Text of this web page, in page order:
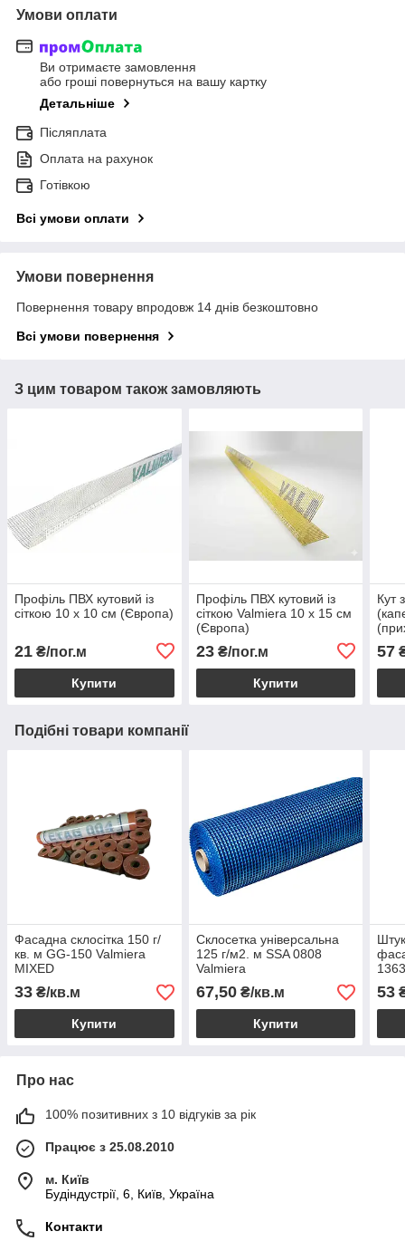
Умови оплати
Ви отримаєте замовлення
або гроші повернуться на вашу картку
Детальніше
Післяплата
Оплата на рахунок
Готівкою
Всі умови оплати
Умови повернення
Повернення товару впродовж 14 днів безкоштовно
Всі умови повернення
З цим товаром також замовляють
Профіль ПВХ кутовий із
сіткою 10 х 10 см (Європа)
21 ₴/пог.м
Купити
Профіль ПВХ кутовий із
сіткою Valmiera 10 х 15 см
(Європа)
23₴/пог.м
Купити
Кут
57
Подібні товари компанії
Фасадна склосітка 150 г/
кв. м GG-150 Valmiera
MIXED
33 ₴/кв.м
Купити
Склосетка універсальна
125 г/м2. м SSA 0808
Valmiera
67,50₴/кв.м
Купити
53
Про нас
100% позитивних з 10 відгуків за рік
Працює з 25.08.2010
м. Київ
Будіндустрії, 6, Київ, Україна
Контакти